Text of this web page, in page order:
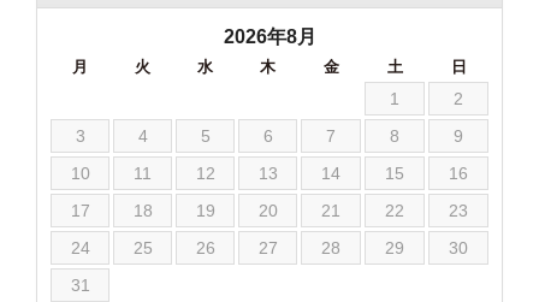
2026年8月
月 火 水 木 金 土 日
1
2
3
4 5 6 7 8
9
10
11 12 13 14 15
16
17
18 19 20 21 22
23
24
25 26 27 28 29
30
31